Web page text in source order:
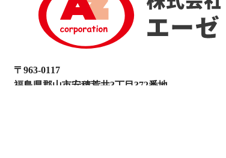
メールでお問い合わせ
〒963-0117
福島県郡山市安積荒井3丁目372番地